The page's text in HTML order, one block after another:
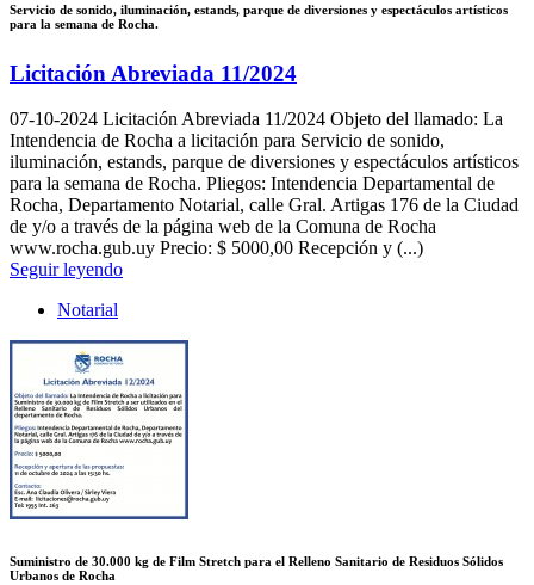
Servicio de sonido, iluminación, estands, parque de diversiones y espectáculos artísticos
para la semana de Rocha.
Licitación Abreviada 11/2024
07-10-2024 Licitación Abreviada 11/2024 Objeto del llamado: La
Intendencia de Rocha a licitación para Servicio de sonido,
iluminación, estands, parque de diversiones y espectáculos artísticos
para la semana de Rocha. Pliegos: Intendencia Departamental de
Rocha, Departamento Notarial, calle Gral. Artigas 176 de la Ciudad
de y/o a través de la página web de la Comuna de Rocha
www.rocha.gub.uy Precio: $ 5000,00 Recepción y (...)
Seguir leyendo
Notarial
Suministro de 30.000 kg de Film Stretch para el Relleno Sanitario de Residuos Sólidos
Urbanos de Rocha